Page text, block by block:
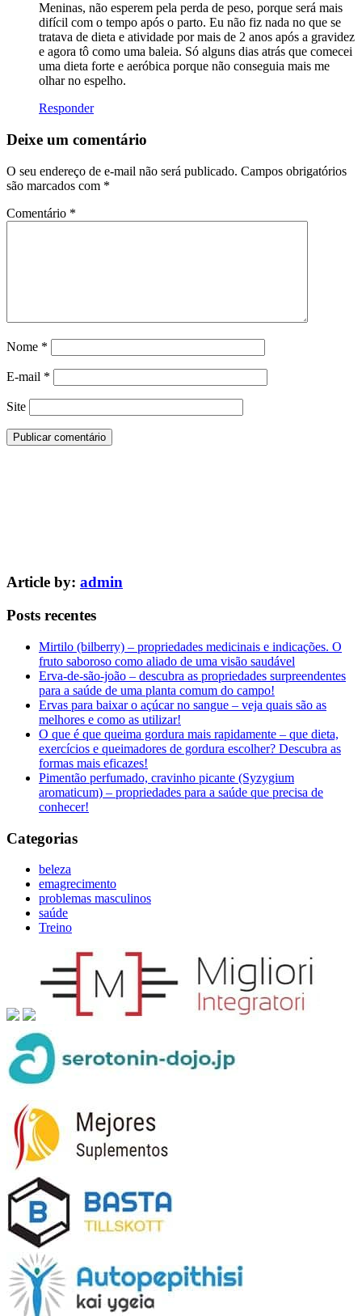
Meninas, não esperem pela perda de peso, porque será mais
difícil com o tempo após o parto. Eu não fiz nada no que se
tratava de dieta e atividade por mais de 2 anos após a gravidez
e agora tô como uma baleia. Só alguns dias atrás que comecei
uma dieta forte e aeróbica porque não conseguia mais me
olhar no espelho.
Responder
Deixe um comentário
O seu endereço de e-mail não será publicado. Campos obrigatórios
são marcados com *
Comentário *
Nome *
E-mail *
Site
Article by: admin
Posts recentes
Mirtilo (bilberry) – propriedades medicinais e indicações. O
fruto saboroso como aliado de uma visão saudável
Erva-de-são-joão – descubra as propriedades surpreendentes
para a saúde de uma planta comum do campo!
Ervas para baixar o açúcar no sangue – veja quais são as
melhores e como as utilizar!
O que é que queima gordura mais rapidamente – que dieta,
exercícios e queimadores de gordura escolher? Descubra as
formas mais eficazes!
Pimentão perfumado, cravinho picante (Syzygium
aromaticum) – propriedades para a saúde que precisa de
conhecer!
Categorias
beleza
emagrecimento
problemas masculinos
saúde
Treino